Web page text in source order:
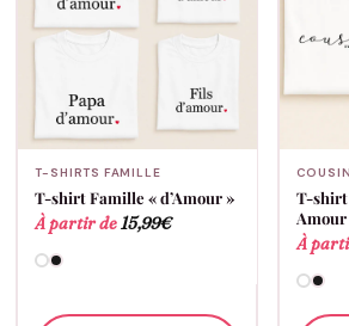
T-SHIRTS FAMILLE
T-shirt Famille « d’Amour »
À partir de15,99€
T-shirt
Amour
À